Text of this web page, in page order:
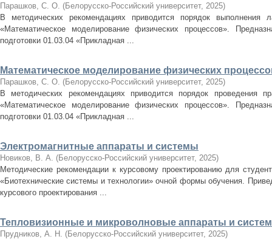
Парашков, С. О. (Белорусско-Российский университет, 2025)
В методических рекомендациях приводится порядок выполнения
«Математическое моделирование физических процессов».
подготовки 01.03.04 «Прикладная ...
Математическое моделирование физических
Парашков, С. О. (Белорусско-Российский университет, 2025)
В методических рекомендациях приводится порядок проведения
«Математическое моделирование физических процессов».
подготовки 01.03.04 «Прикладная ...
Электромагнитные аппараты и системы
Новиков, В. А. (Белорусско-Российский университет, 2025)
Методические рекомендации к курсовому проектированию для
«Биотехнические системы и технологии» очной формы обучения.
курсового проектирования ...
Тепловизионные и микроволновые аппараты и
Прудников, А. Н. (Белорусско-Российский университет, 2025)